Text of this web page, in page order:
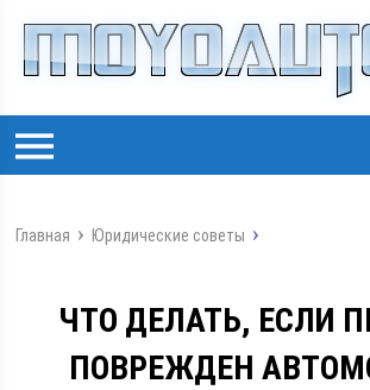
Главная Юридические советы
ЧТО ДЕЛАТЬ, ЕСЛИ
ПОВРЕЖДЕН